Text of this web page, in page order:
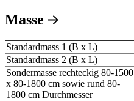
Masse
Standardmass 1 (B x L)
Standardmass 2 (B x L)
Sondermasse rechteckig 80-1500
x 80-1800 cm sowie rund 80-
1800 cm Durchmesser